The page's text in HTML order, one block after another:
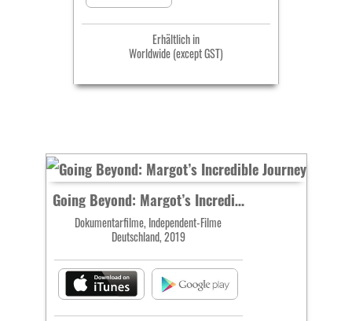
Erhältlich in
Worldwide (except GST)
Going Beyond: Margot’s Incredible Journey
Dokumentarfilme, Independent-Filme
Deutschland, 2019